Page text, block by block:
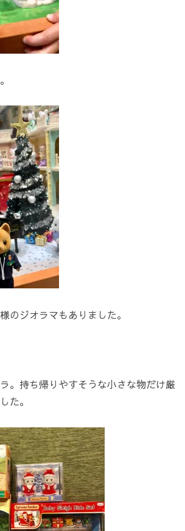
のジオラマもありました。
。持ち帰りやすそうな小さな物だけ厳
た。